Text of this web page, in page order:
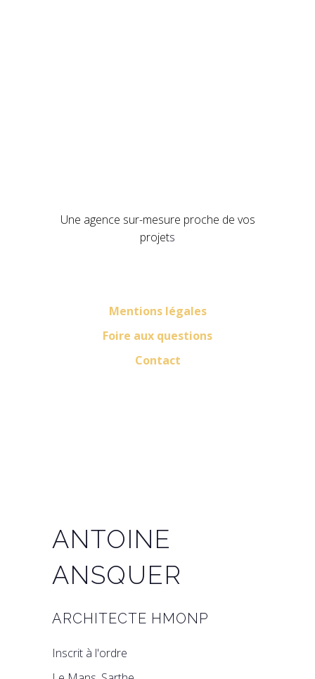
Une agence sur-mesure proche de vos
projets
Mentions légales
Foire aux questions
Contact
ANTOINE
ANSQUER
ARCHITECTE HMONP
Inscrit à l'ordre